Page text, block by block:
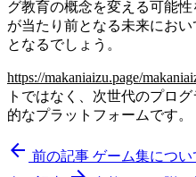
グ教育の概念を変える可能
が当たり前となる未来にお
となるでしょう。
https://makaniaizu.page/
トではなく、次世代のプロ
的なプラットフォームです。
arrow_back 前の記事 ゲーム集につい